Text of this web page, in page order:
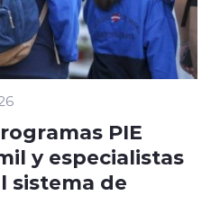
PIE
y especialistas
sistema de